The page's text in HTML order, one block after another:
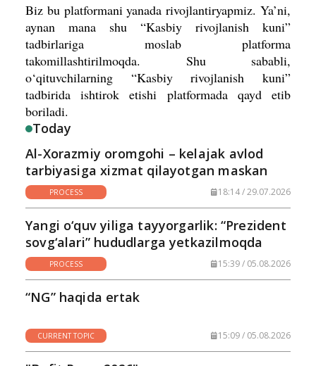
Biz bu platformani yanada rivojlantiryapmiz. Ya’ni,
aynan mana shu “Kasbiy rivojlanish kuni”
tadbirlariga moslab platforma
takomillashtirilmoqda. Shu sababli,
o‘qituvchilarning “Kasbiy rivojlanish kuni”
tadbirida ishtirok etishi platformada qayd etib
boriladi.
Today
Al-Xorazmiy oromgohi – kelajak avlod
tarbiyasiga xizmat qilayotgan maskan
PROCESS 18:14 / 29.07.2026
Yangi o‘quv yiliga tayyorgarlik: “Prezident
sovg‘alari” hududlarga yetkazilmoqda
PROCESS 15:39 / 05.08.2026
“NG” haqida ertak
CURRENT TOPIC 15:09 / 05.08.2026